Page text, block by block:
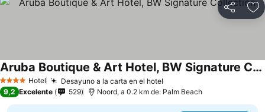
Compartir
4 EstrellasHotel Desayuno a la carta en el hotel
Aruba Boutique & Art Hotel, BW Signature Collection
9,2 Excelente 529 Noord, a 0.2 km de: Palm Beach